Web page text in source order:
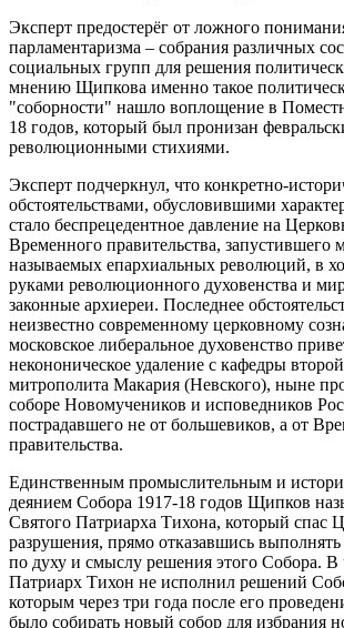
Эксперт предостерёг от ложного
парламентаризма – собрания различных
социальных групп для решения
мнению Щипкова именно такое
"соборности" нашло воплощение в
18 годов, который был пронизан
революционными стихиями.
Эксперт подчеркнул, что конкретно-
обстоятельствами, обусловившими
стало беспрецедентное давление на
Временного правительства, запустившего
называемых епархиальных революций, в
руками революционного духовенства и
законные архиереи. Последнее
неизвестно современному церковному
московское либеральное духовенство
некононическое удаление с кафедры
митрополита Макария (Невского), ныне
соборе Новомучеников и исповедников
пострадавшего не от большевиков, а от
правительства.
Единственным промыслительным и
деянием Собора 1917-18 годов Щипков
Святого Патриарха Тихона, который спас
разрушения, прямо отказавшись
по духу и смыслу решения этого Собора. В
Патриарх Тихон не исполнил решений
которым через три года после его
было собирать новый собор для избрания